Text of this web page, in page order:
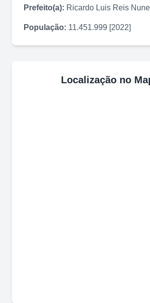
Prefeito(a): Ricardo Luis Reis
População: 11.451.999 [2022]
Localização no